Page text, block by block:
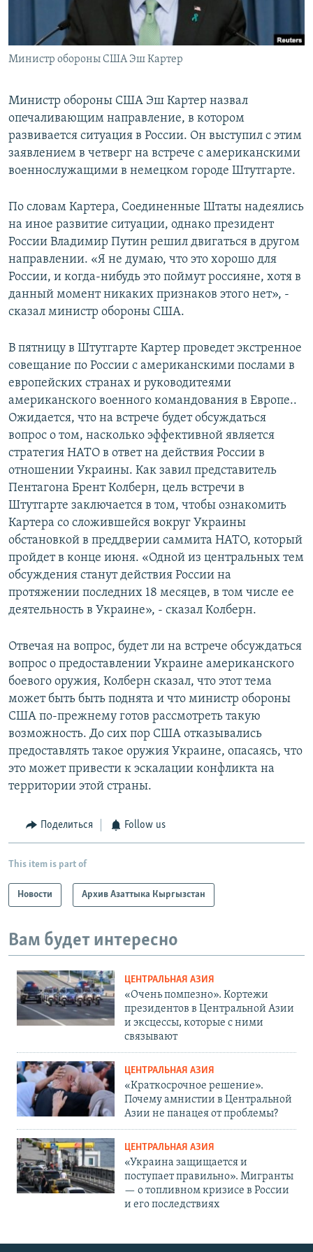
Министр обороны США Эш Картер
Министр обороны США Эш Картер назвал
опечаливающим направление, в котором
развивается ситуация в России. Он выступил с этим
заявлением в четверг на встрече с американскими
военнослужащими в немецком городе Штутгарте.
По словам Картера, Соединенные Штаты надеялись
на иное развитие ситуации, однако президент
России Владимир Путин решил двигаться в другом
направлении. «Я не думаю, что это хорошо для
России, и когда-нибудь это поймут россияне, хотя в
данный момент никаких признаков этого нет», -
сказал министр обороны США.
В пятницу в Штутгарте Картер проведет экстренное
совещание по России с американскими послами в
европейских странах и руководитеями
американского военного командования в Европе..
Ожидается, что на встрече будет обсуждаться
вопрос о том, насколько эффективной является
стратегия НАТО в ответ на действия России в
отношении Украины. Как завил представитель
Пентагона Брент Колберн, цель встречи в
Штутгарте заключается в том, чтобы ознакомить
Картера со сложившейся вокруг Украины
обстановкой в преддверии саммита НАТО, который
пройдет в конце июня. «Одной из центральных тем
обсуждения станут действия России на
протяжении последних 18 месяцев, в том числе ее
деятельность в Украине», - сказал Колберн.
Отвечая на вопрос, будет ли на встрече обсуждаться
вопрос о предоставлении Украине американского
боевого оружия, Колберн сказал, что этот тема
может быть быть поднята и что министр обороны
США по-прежнему готов рассмотреть такую
возможность. До сих пор США отказывались
предоставлять такое оружия Украине, опасаясь, что
это может привести к эскалации конфликта на
территории этой страны.
Поделиться Follow us
This item is part of
Новости Архив Азаттыка Кыргызстан
Вам будет интересно
ЦЕНТРАЛЬНАЯ АЗИЯ
«Очень помпезно». Кортежи
президентов в Центральной Азии
и эксцессы, которые с ними
связывают
ЦЕНТРАЛЬНАЯ АЗИЯ
«Краткосрочное решение».
Почему амнистии в Центральной
Азии не панацея от проблемы?
ЦЕНТРАЛЬНАЯ АЗИЯ
«Украина защищается и
поступает правильно». Мигранты
— о топливном кризисе в России
и его последствиях